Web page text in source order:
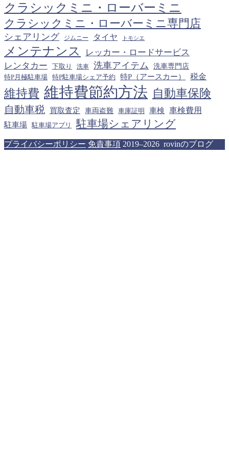
クラシックミニ・ローバーミニ
クラシックミニ・ローバーミニ専門店
シェアリング ジムニー タイヤ トモシエ
メンテナンス
レッカー・ロードサービス
レンタカー
下取り 洗車 洗車アイテム
洗車専門店
特P月極駐車場
特P駐車場シェア予約 特P（アースカー） 税金
維持費 維持費節約方法 自動車保険
自動車税 買取査定 車両盗難 車庫証明 車検 車検費用
駐車場 駐車場アプリ 駐車場シェアリング
プライバシーポリシー 免責事項 2019–2026 rovinのブログ